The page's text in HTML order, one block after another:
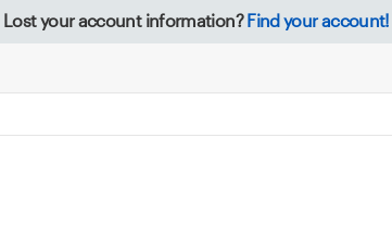
Lost your account information? Find your account!